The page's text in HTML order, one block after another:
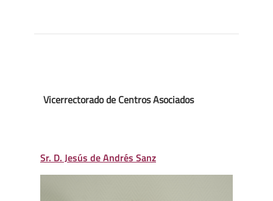
Vicerrectorado de Centros Asociados
Sr. D. Jesús de Andrés Sanz